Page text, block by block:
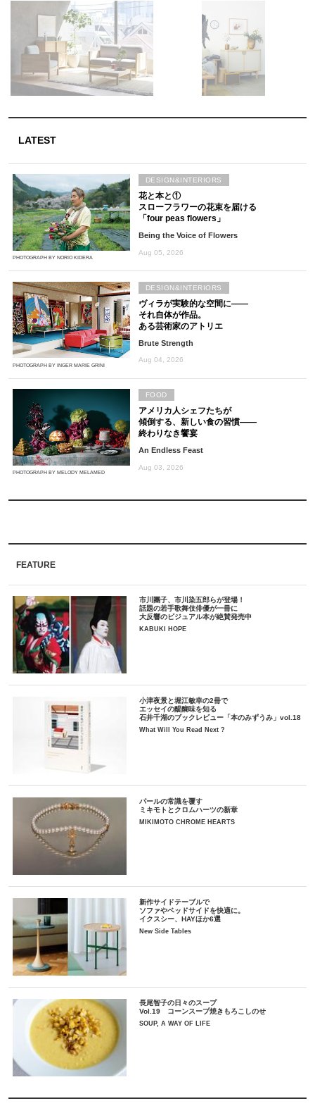
LATEST
PHOTOGRAPH BY NORIO KIDERA
花と本と①
スローフラワーの花束を届ける
「four peas flowers」
Being the Voice of Flowers
Aug 05, 2026
DESIGN&INTERIORS
PHOTOGRAPH BY INGER MARIE GRINI
ヴィラが実験的な空間に――
それ自体が作品。
ある芸術家のアトリエ
Brute Strength
Aug 04, 2026
DESIGN&INTERIORS
PHOTOGRAPH BY MELODY MELAMED
アメリカ人シェフたちが
傾倒する、新しい食の習慣――
終わりなき饗宴
An Endless Feast
Aug 03, 2026
FOOD
FEATURE
市川團子、市川染五郎らが登場！
話題の若手歌舞伎俳優が一冊に
大反響のビジュアル本が絶賛発売中
KABUKI HOPE
小津夜景と堀江敏幸の2冊で
エッセイの醍醐味を知る
石井千湖のブックレビュー「本のみずうみ」vol.18
What Will You Read Next ?
パールの常識を覆す
ミキモトとクロムハーツの新章
MIKIMOTO CHROME HEARTS
新作サイドテーブルで
ソファやベッドサイドを快適に。
イクスシー、HAYほか6選
New Side Tables
長尾智子の日々のスープ
Vol.19 コーンスープ焼きもろこしのせ
SOUP, A WAY OF LIFE